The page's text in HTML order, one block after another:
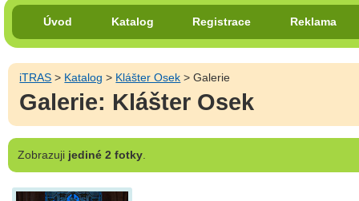
Úvod Katalog Registrace Reklama
iTRAS > Katalog > Klášter Osek > Galerie
Galerie: Klášter Osek
Zobrazuji jediné 2 fotky.